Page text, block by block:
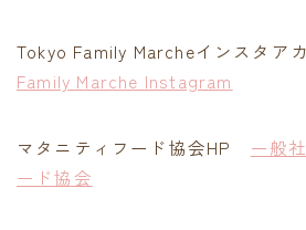
Tokyo Family Marcheインスタア
Family Marche Instagram
マタニティフード協会HP 一般
ード協会